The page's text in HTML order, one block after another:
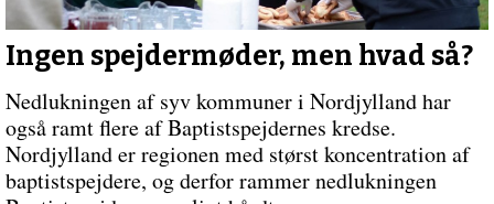
minoritet
Ingen spejdermøder, men hvad så?
Nedlukningen af syv kommuner i Nordjylland har
også ramt flere af Baptistspejdernes kredse.
Nordjylland er regionen med størst koncentration af
baptistspejdere, og derfor rammer nedlukningen